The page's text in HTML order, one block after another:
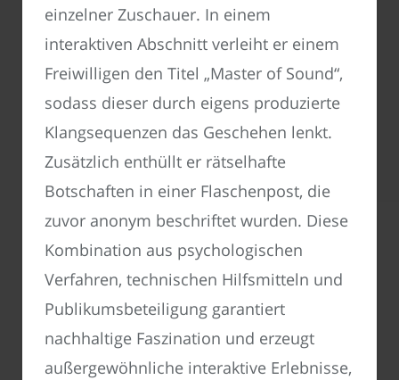
einzelner Zuschauer. In einem
interaktiven Abschnitt verleiht er einem
Freiwilligen den Titel „Master of Sound“,
sodass dieser durch eigens produzierte
Klangsequenzen das Geschehen lenkt.
Zusätzlich enthüllt er rätselhafte
Botschaften in einer Flaschenpost, die
zuvor anonym beschriftet wurden. Diese
Kombination aus psychologischen
Verfahren, technischen Hilfsmitteln und
Publikumsbeteiligung garantiert
nachhaltige Faszination und erzeugt
außergewöhnliche interaktive Erlebnisse,